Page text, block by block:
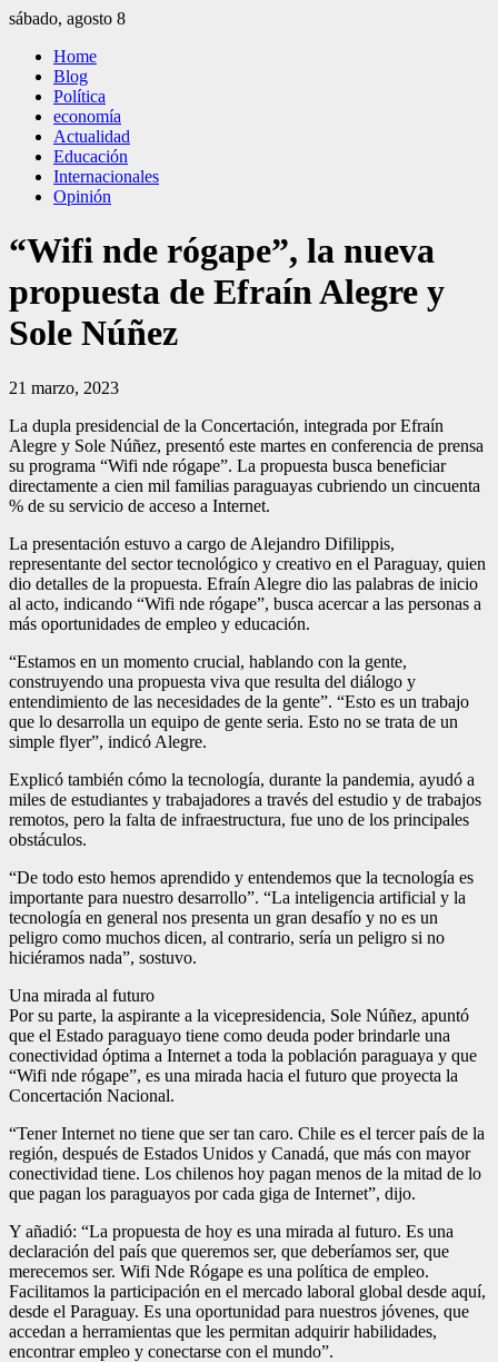
Saltar
contenido
sábado, agosto 8
El Independiente
El independiente Libre y Transparente
Home
Blog
Política
economía
Actualidad
Educación
Internacionales
Opinión
“Wifi nde rógape”, la nueva
propuesta de Efraín Alegre y
Sole Núñez
21 marzo, 2023
La dupla presidencial de la Concertación, integrada por Efraín
Alegre y Sole Núñez, presentó este martes en conferencia de prensa
su programa “Wifi nde rógape”. La propuesta busca beneficiar
directamente a cien mil familias paraguayas cubriendo un cincuenta
% de su servicio de acceso a Internet.
La presentación estuvo a cargo de Alejandro Difilippis,
representante del sector tecnológico y creativo en el Paraguay, quien
dio detalles de la propuesta. Efraín Alegre dio las palabras de inicio
al acto, indicando “Wifi nde rógape”, busca acercar a las personas a
más oportunidades de empleo y educación.
“Estamos en un momento crucial, hablando con la gente,
construyendo una propuesta viva que resulta del diálogo y
entendimiento de las necesidades de la gente”. “Esto es un trabajo
que lo desarrolla un equipo de gente seria. Esto no se trata de un
simple flyer”, indicó Alegre.
Explicó también cómo la tecnología, durante la pandemia, ayudó a
miles de estudiantes y trabajadores a través del estudio y de trabajos
remotos, pero la falta de infraestructura, fue uno de los principales
obstáculos.
“De todo esto hemos aprendido y entendemos que la tecnología es
importante para nuestro desarrollo”. “La inteligencia artificial y la
tecnología en general nos presenta un gran desafío y no es un
peligro como muchos dicen, al contrario, sería un peligro si no
hiciéramos nada”, sostuvo.
Una mirada al futuro
Por su parte, la aspirante a la vicepresidencia, Sole Núñez, apuntó
que el Estado paraguayo tiene como deuda poder brindarle una
conectividad óptima a Internet a toda la población paraguaya y que
“Wifi nde rógape”, es una mirada hacia el futuro que proyecta la
Concertación Nacional.
“Tener Internet no tiene que ser tan caro. Chile es el tercer país de la
región, después de Estados Unidos y Canadá, que más con mayor
conectividad tiene. Los chilenos hoy pagan menos de la mitad de lo
que pagan los paraguayos por cada giga de Internet”, dijo.
Y añadió: “La propuesta de hoy es una mirada al futuro. Es una
declaración del país que queremos ser, que deberíamos ser, que
merecemos ser. Wifi Nde Rógape es una política de empleo.
Facilitamos la participación en el mercado laboral global desde aquí,
desde el Paraguay. Es una oportunidad para nuestros jóvenes, que
accedan a herramientas que les permitan adquirir habilidades,
encontrar empleo y conectarse con el mundo”.